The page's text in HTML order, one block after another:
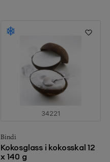
34221
Bindi
Kokosglass i kokosskal 12
x 140 g